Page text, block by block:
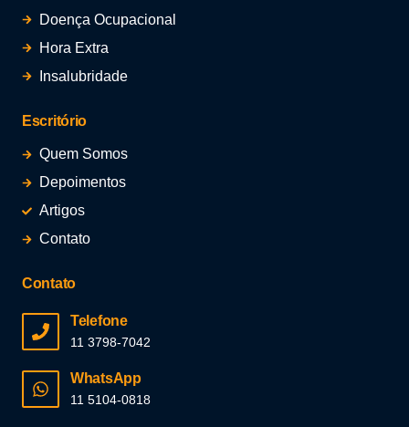
Doença Ocupacional
Hora Extra
Insalubridade
Escritório
Quem Somos
Depoimentos
Artigos
Contato
Contato
Telefone
11 3798-7042
WhatsApp
11 5104-0818